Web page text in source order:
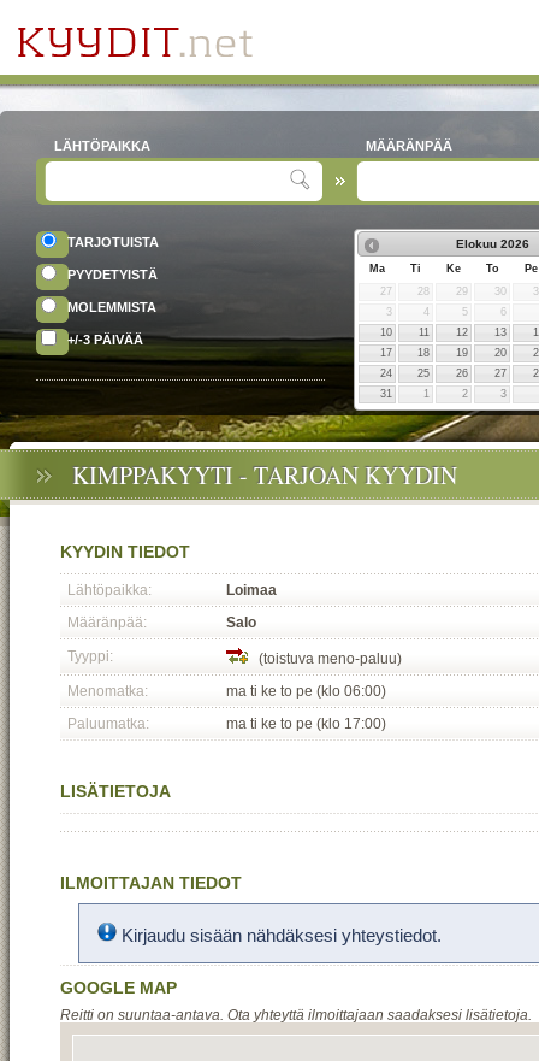
LÄHTÖPAIKKA MÄÄRÄNPÄÄ
TARJOTUISTA
PYYDETYISTÄ
MOLEMMISTA
+/-3 PÄIVÄÄ
Elokuu 2026
Ma Ti Ke To
Pe
27
28 29 30
3
4 5
6
10
11 12 13
17
18 19 20
24
25 26 27
31
1 2 3
KIMPPAKYYTI - TARJOAN KYYDIN
KYYDIN TIEDOT
Lähtöpaikka:
Loimaa
Määränpää:
Salo
Tyyppi:
(toistuva meno-paluu)
Menomatka:
ma ti ke to pe (klo 06:00)
Paluumatka:
ma ti ke to pe (klo 17:00)
LISÄTIETOJA
ILMOITTAJAN TIEDOT
Kirjaudu sisään nähdäksesi yhteystiedot.
GOOGLE MAP
Reitti on suuntaa-antava. Ota yhteyttä ilmoittajaan saadaksesi lisätietoja.